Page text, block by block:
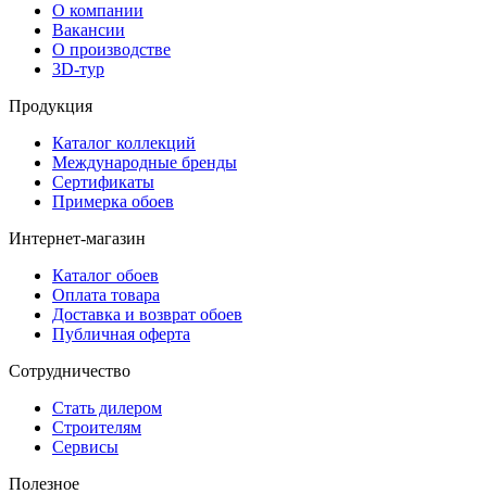
О компании
Вакансии
О производстве
3D-тур
Продукция
Каталог коллекций
Международные бренды
Сертификаты
Примерка обоев
Интернет-магазин
Каталог обоев
Оплата товара
Доставка и возврат обоев
Публичная оферта
Сотрудничество
Стать дилером
Строителям
Сервисы
Полезное